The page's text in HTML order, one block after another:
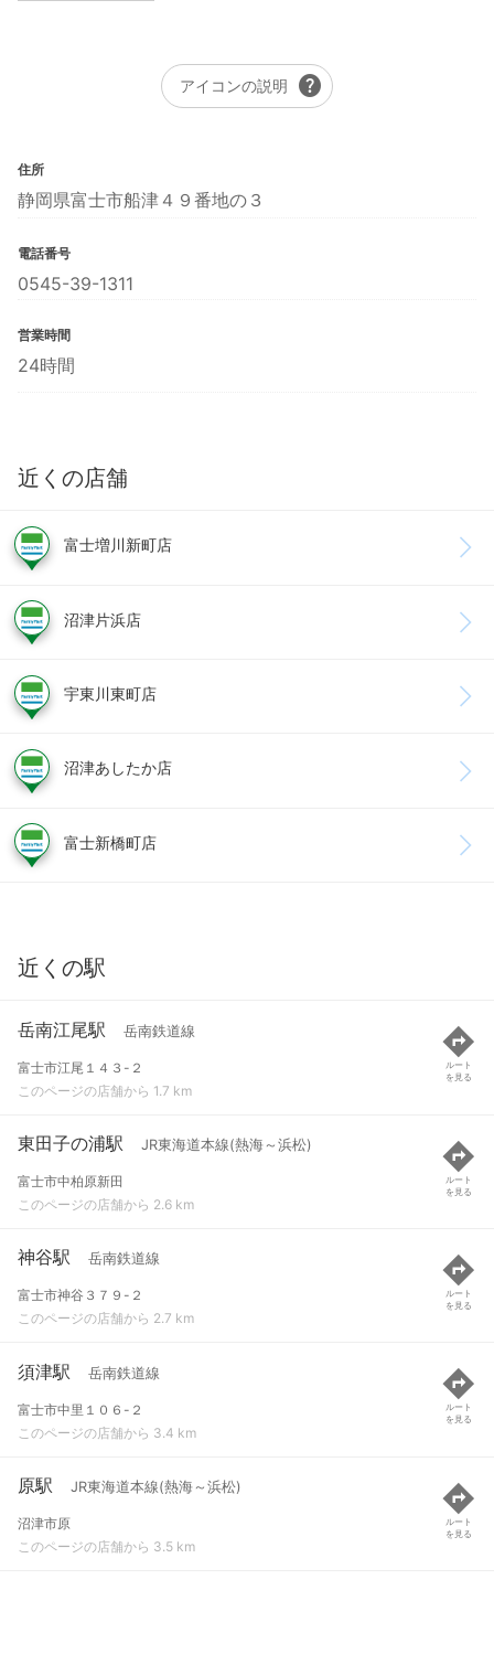
アイコンの説明 help
住所
静岡県富士市船津４９番地の３
電話番号
0545-39-1311
営業時間
24時間
近くの店舗
富士増川新町店
沼津片浜店
宇東川東町店
沼津あしたか店
富士新橋町店
近くの駅
岳南江尾駅 岳南鉄道線
富士市江尾１４３-２
このページの店舗から 1.7 km
ルート
を見る
東田子の浦駅 JR東海道本線(熱海～浜松)
富士市中柏原新田
このページの店舗から 2.6 km
ルート
を見る
神谷駅 岳南鉄道線
富士市神谷３７９-２
このページの店舗から 2.7 km
ルート
を見る
須津駅 岳南鉄道線
富士市中里１０６-２
このページの店舗から 3.4 km
ルート
を見る
原駅 JR東海道本線(熱海～浜松)
沼津市原
このページの店舗から 3.5 km
ルート
を見る